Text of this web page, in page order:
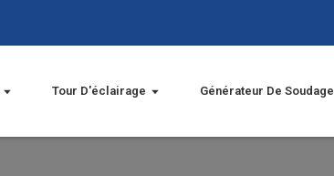
Tour D'éclairage Générateur De Soudage